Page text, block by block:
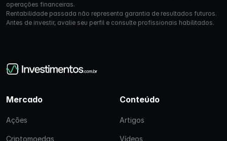
operações financeiras.
Rentabilidade passada não representa garantia de resultados futuros.
Antes de investir, avalie seu perfil e consulte profissionais habilitados.
Mercado
Ações
Criptomoedas
Conteúdo
Artigos
Vídeos